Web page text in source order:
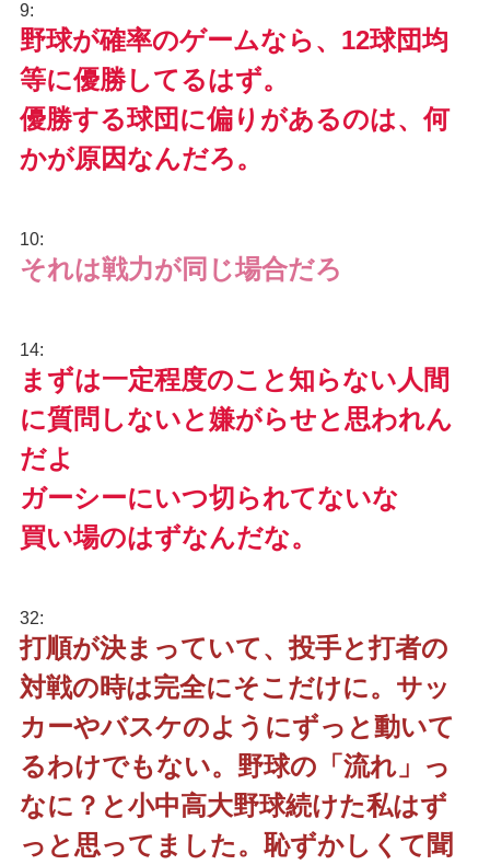
9:
野球が確率のゲームなら、12球団均
等に優勝してるはず。
優勝する球団に偏りがあるのは、何
かが原因なんだろ。
10:
それは戦力が同じ場合だろ
14:
まずは一定程度のこと知らない人間
に質問しないと嫌がらせと思われん
だよ
ガーシーにいつ切られてないな
買い場のはずなんだな。
32:
打順が決まっていて、投手と打者の
対戦の時は完全にそこだけに。サッ
カーやバスケのようにずっと動いて
るわけでもない。野球の「流れ」っ
なに？と小中高大野球続けた私はず
っと思ってました。恥ずかしくて聞